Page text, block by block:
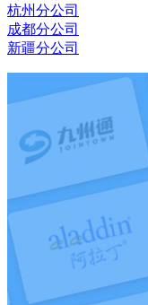
杭州分公司
成都分公司
新疆分公司